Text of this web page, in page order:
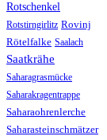
Rotschenkel
Rotstirngirlitz Rovinj
Rötelfalke Saalach
Saatkrähe
Saharagrasmücke
Saharakragentrappe
Saharaohrenlerche
Saharasteinschmätzer